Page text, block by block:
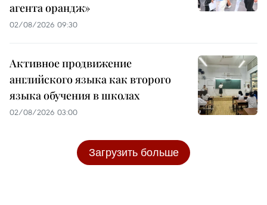
агента орандж»
02/08/2026 09:30
Активное продвижение
английского языка как второго
языка обучения в школах
02/08/2026 03:00
Загрузить больше